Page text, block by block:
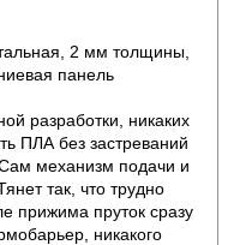
2 мм толщины,
панель
разработки, никаких
ПЛА без застреваний
механизм подачи и
так, что трудно
прижима пруток сразу
никакого